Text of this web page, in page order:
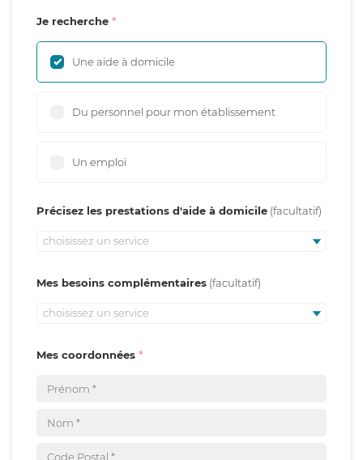
Je recherche
Une aide à domicile
Du personnel pour mon établissement
Un emploi
Précisez les prestations d'aide à domicile
choisissez un service
Mes besoins complémentaires
choisissez un service
Mes coordonnées